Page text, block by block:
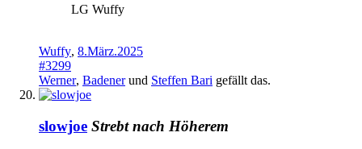
LG Wuffy
Wuffy, 8.März.2025
#3299
Werner, Badenerund Steffen Bari gefällt das.
slowjoe Strebt nach Höherem